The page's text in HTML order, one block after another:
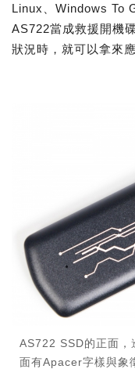
Linux、Windows To
AS722當成救援開機
狀況時，就可以拿來應
AS722 SSD的正面，
面有Apacer字樣與象